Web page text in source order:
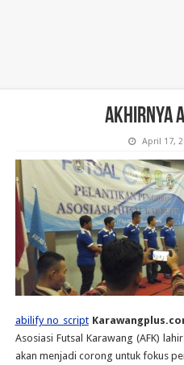
Akhirnya
April 17,
abilify no script
Asosiasi Futsal Karawang (AFK)
akan menjadi corong untuk fokus